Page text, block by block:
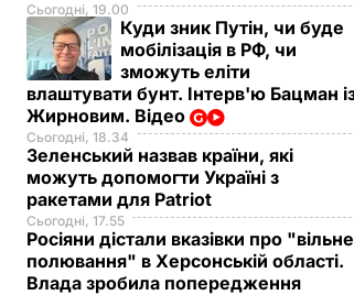
Сьогодні, 19.00
Куди зник Путін, чи буде
мобілізація в РФ, чи
зможуть еліти
влаштувати бунт. Інтерв'ю Бацман
Жирновим. Відео
Сьогодні, 18.34
Зеленський назвав країни, які
можуть допомогти Україні з
ракетами для Patriot
Сьогодні, 17.55
Росіяни дістали вказівки про "вільне
полювання" в Херсонській області.
Влада зробила попередження